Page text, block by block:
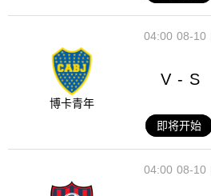
08-10
04:00
博卡青年
V - S
即将开始
08-10
04:00